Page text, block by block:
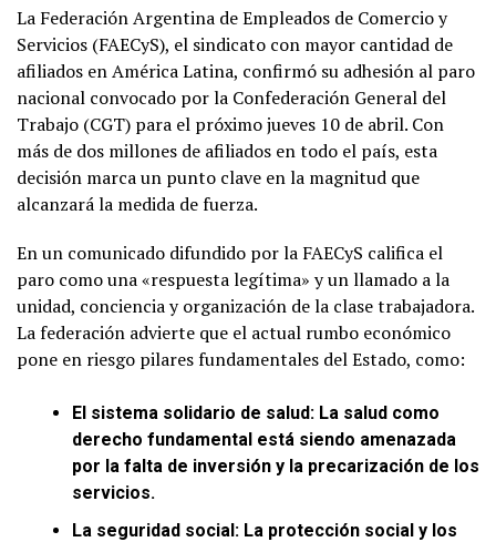
La Federación Argentina de Empleados de Comercio y
Servicios (FAECyS), el sindicato con mayor cantidad de
afiliados en América Latina, confirmó su adhesión al paro
nacional convocado por la Confederación General del
Trabajo (CGT) para el próximo jueves 10 de abril. Con
más de dos millones de afiliados en todo el país, esta
decisión marca un punto clave en la magnitud que
alcanzará la medida de fuerza.
En un comunicado difundido por la FAECyS califica el
paro como una «respuesta legítima» y un llamado a la
unidad, conciencia y organización de la clase trabajadora.
La federación advierte que el actual rumbo económico
pone en riesgo pilares fundamentales del Estado, como:
El sistema solidario de salud: La salud como
derecho fundamental está siendo amenazada
por la falta de inversión y la precarización de los
servicios.
La seguridad social: La protección social y los